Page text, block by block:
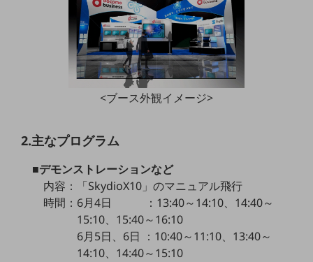
課題・ニーズで探す
課題・ニーズで探すTOP
コミュニケーション・情報共有
職場環境整備
地域共創・地方創生
セキュリティ対策
顧客体験（CX）改善
<ブース外観イメージ>
2.主なプログラム
■デモンストレーションなど
内容：「SkydioX10」のマニュアル飛行
時間：6月4日 ：13:40～14:10、14:40～
15:10、15:40～16:10
6月5日、6日 ：10:40～11:10、13:40～
14:10、14:40～15:10